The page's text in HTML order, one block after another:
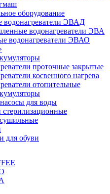
оборудование
водонагреватели ЭВАД
водонагреватели ЭВА
водонагреватели ЭВАО
проточные закрытые
косвенного нагрева
отопительные
для воды
стерилизационные
для обуви